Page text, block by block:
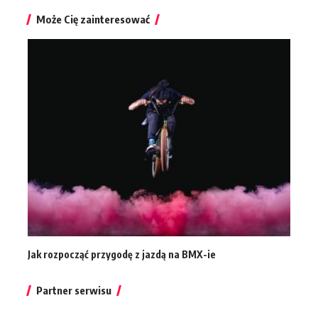
Może Cię zainteresować
Jak rozpocząć przygodę z jazdą na BMX-ie
Partner serwisu